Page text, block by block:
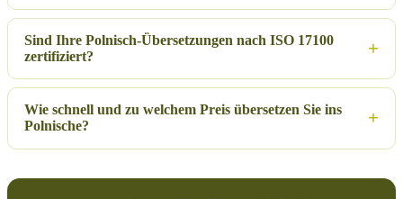
Sind Ihre Polnisch-Übersetzungen nach ISO 17100
zertifiziert?
Wie schnell und zu welchem Preis übersetzen Sie ins
Polnische?